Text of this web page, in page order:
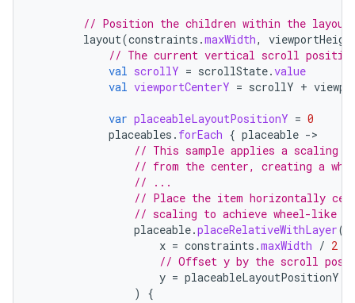
// Position the children within the
layout(constraints .maxWidth,
// The current vertical scroll
val scrollY = scrollState.value
val viewportCenterY = scrollY +
var placeableLayoutPositionY = 0
placeables . forEach { placeable -
// This sample applies a scaling
// from the center, creating a
// ...
// Place the item horizontally
// scaling to achieve wheel-like
placeable.placeRelativeWithLayer(
x = constraints .maxWidth / 2
// Offset y by the scroll
y = placeableLayoutPositionY
)
{